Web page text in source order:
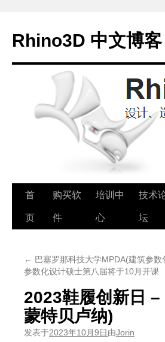
Rhino3D 中文博客
跳
至
首
页
购买软
件
培训中
心
技术
坛
← 巴塞罗那科技大学MPDA(建筑参数
参数化设计硕士第八届将于10月开课
2023鞋履创新日
蒙特贝卢纳)
发表于2023年10月9日由Jorin